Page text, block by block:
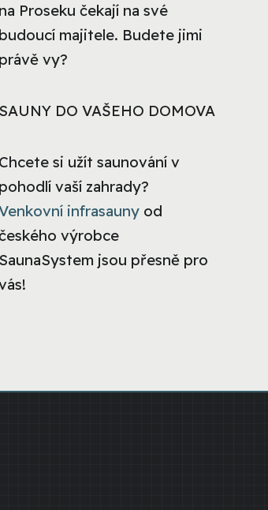
na Proseku čekají na své
budoucí majitele. Budete jimi
právě vy?
SAUNY DO VAŠEHO DOMOVA
Chcete si užít saunování v
pohodlí vaší zahrady?
infrasauny od
výrobce
SaunaSystem jsou přesně pro